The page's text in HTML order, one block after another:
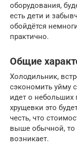
оборудования,
есть дети и
обойдётся
практично.
Общие
Холодильник,
сэкономить уйму
идет о небольших
хрущевки это
честь, что
выше обычной, то
возникает.